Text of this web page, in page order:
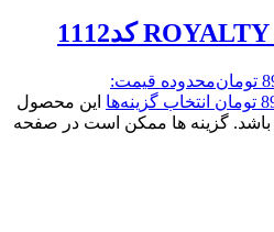
تومانمحدوده قیمت:
انتخاب گزینه‌ها این محصول
باشد. گزینه ها ممکن است در صفحه